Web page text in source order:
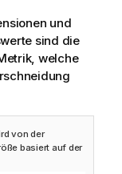
und
sind die
welche
von der
basiert auf der